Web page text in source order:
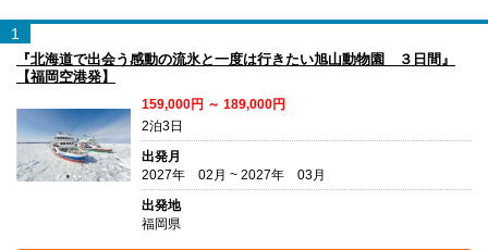
1
『北海道で出会う感動の流氷と一度は行きたい旭山動物園 ３日間』
【福岡空港発】
159,000円 ～ 189,000円
2泊3日
出発月
2027年 02月 ~ 2027年 03月
出発地
福岡県